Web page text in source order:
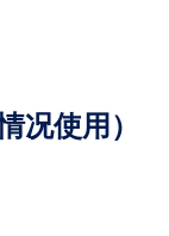
况使用）